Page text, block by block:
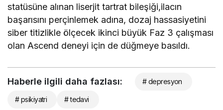
statüsüne alınan liserjit tartrat bileşiği,ilacın
başarısını perçinlemek adına, dozaj hassasiyetini
siber titizlikle ölçecek ikinci büyük Faz 3 çalışması
olan Ascend deneyi için de düğmeye basıldı.
Haberle ilgili daha fazlası: # depresyon
# psikiyatri # tedavi